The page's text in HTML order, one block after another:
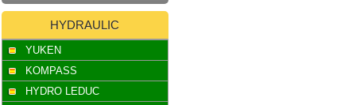
HYDRAULIC
YUKEN
KOMPASS
HYDRO LEDUC